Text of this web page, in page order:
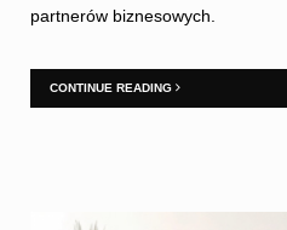
partnerów biznesowych.
CONTINUE READING